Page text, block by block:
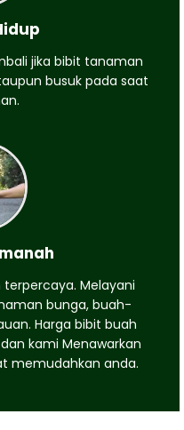
jika bibit tanaman
busuk pada saat
Melayani
bunga, buah-
Harga bibit buah
kami Menawarkan
memudahkan anda.